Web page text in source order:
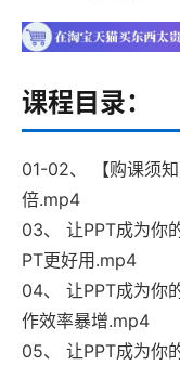
课程目录：
01-02、 【购课须
倍.mp4
03、 让PPT成为你
PT更好用.mp4
04、 让PPT成为你
作效率暴增.mp4
05、 让PPT成为你